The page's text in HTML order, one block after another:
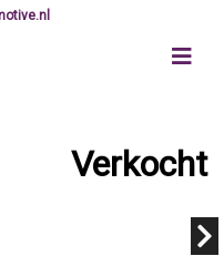
Verkocht